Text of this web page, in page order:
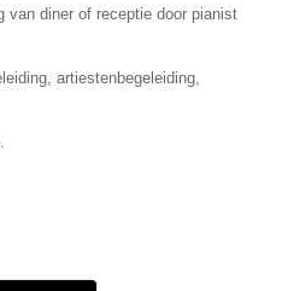
van diner of receptie door pianist
artiestenbegeleiding,